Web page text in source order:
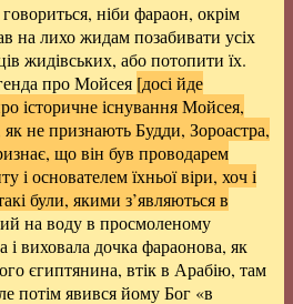
ніби фараон, окрім
на лихо жидам позабивати усіх
жидівських, або потопити їх.
про Мойсея [досі йде
історичне існування Мойсея,
не признають Будди, Зороастра,
що він був проводарем
і основателем їхньої віри, хоч і
були, якими з’являються в
на воду в просмоленому
виховала дочка фараонова, як
єгиптянина, втік в Арабію, там
потім явився йому Бог «в